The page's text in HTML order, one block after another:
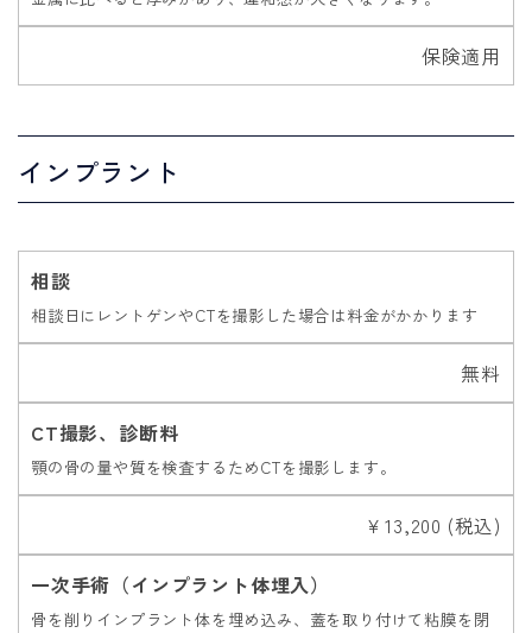
保険適用
インプラント
相談
相談日にレントゲンやCTを撮影した場合は料金がかかります
無料
CT撮影、診断料
顎の骨の量や質を検査するためCTを撮影します。
￥13,200 (税込)
一次手術（インプラント体埋入）
骨を削りインプラント体を埋め込み、蓋を取り付けて粘膜を閉